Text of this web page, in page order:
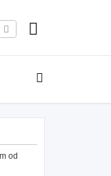
Napredno iskanje
od